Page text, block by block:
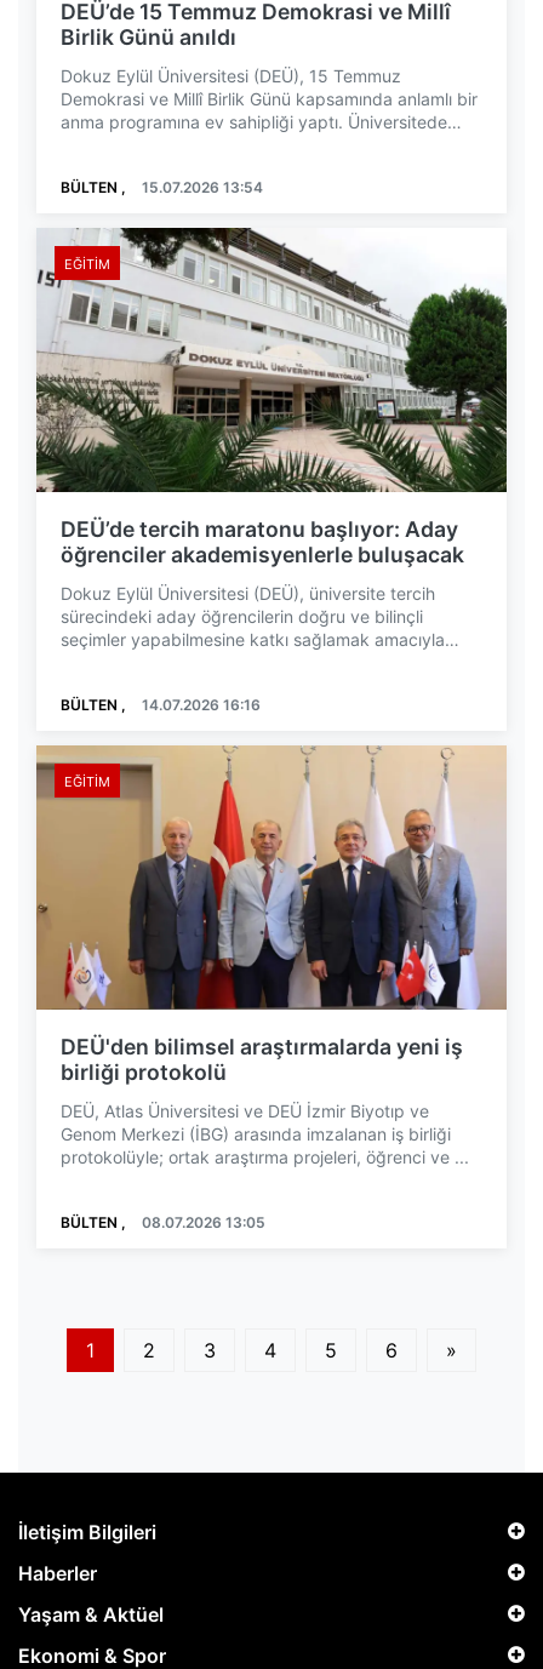
DEÜ’de 15 Temmuz Demokrasi ve Millî
Birlik Günü anıldı
Dokuz Eylül Üniversitesi (DEÜ), 15 Temmuz
Demokrasi ve Millî Birlik Günü kapsamında anlamlı bir
anma programına ev sahipliği yaptı. Üniversitede
BÜLTEN , 15.07.2026 13:54
EĞITIM
DEÜ’de tercih maratonu başlıyor: Aday
öğrenciler akademisyenlerle buluşacak
Dokuz Eylül Üniversitesi (DEÜ), üniversite tercih
sürecindeki aday öğrencilerin doğru ve bilinçli
seçimler yapabilmesine katkı sağlamak amacıyla
BÜLTEN , 14.07.2026 16:16
EĞITIM
DEÜ'den bilimsel araştırmalarda yeni iş
birliği protokolü
DEÜ, Atlas Üniversitesi ve DEÜ İzmir Biyotıp ve
Genom Merkezi (İBG) arasında imzalanan iş birliği
protokolüyle; ortak araştırma projeleri, öğrenci ve ...
BÜLTEN , 08.07.2026 13:05
1 2 3 4 5 6 »
İletişim Bilgileri
Haberler
Yaşam & Aktüel
Ekonomi & Spor